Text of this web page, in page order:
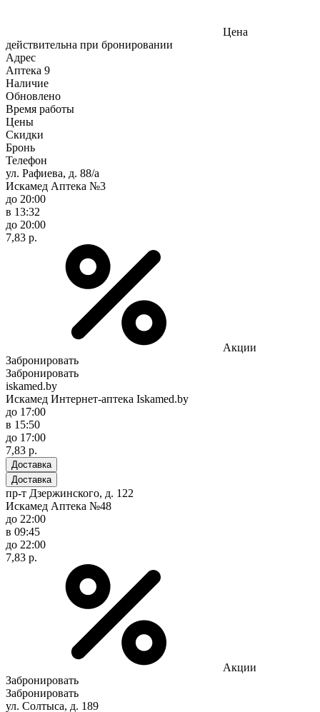
Цена
действительна при бронировании
Адрес
Аптека 9
Наличие
Обновлено
Время работы
Цены
Скидки
Бронь
Телефон
ул. Рафиева, д. 88/а
Искамед Аптека №3
до 20:00
в 13:32
до 20:00
7,83 р.
Акции
Забронировать
Забронировать
iskamed.by
Искамед Интернет-аптека Iskamed.by
до 17:00
в 15:50
до 17:00
7,83 р.
Доставка
Доставка
пр-т Дзержинского, д. 122
Искамед Аптека №48
до 22:00
в 09:45
до 22:00
7,83 р.
Акции
Забронировать
Забронировать
ул. Солтыса, д. 189